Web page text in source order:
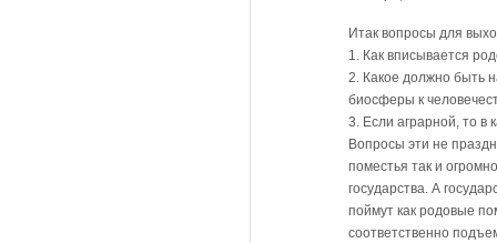
Итак вопросы для
1. Как вписывается
2. Какое должно быть
биосферы к
3. Если аграрной, то в
Вопросы эти не
поместья так и
государства. А
поймут как родовые
соответственно